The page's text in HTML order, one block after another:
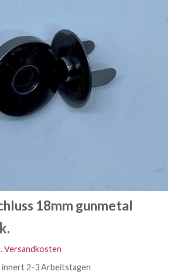
18mm gunmetal
Versandkosten
2-3 Arbeitstagen